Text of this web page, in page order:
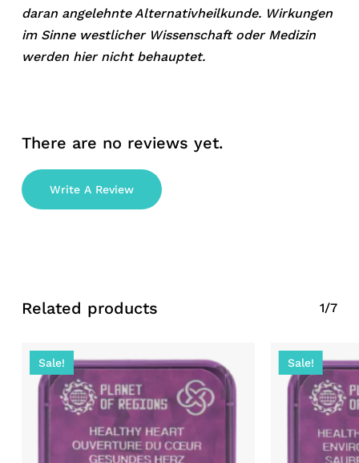
daran angelehnte Alternativheilkunde. Wirkungen
im Sinne westlicher Wissenschaft oder Medizin
werden hier nicht behauptet.
There are no reviews yet.
Write A Review
Related products 1/7
Sale! Sale!